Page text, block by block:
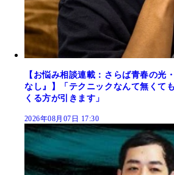
【お悩み相談連載：さらば青春の光
なし』】「テクニックなんて無くて
くる方が引きます」
2026年08月07日 17:30